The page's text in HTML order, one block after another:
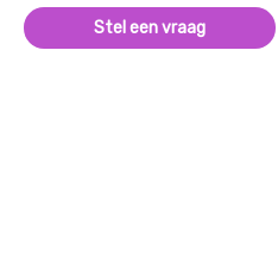
Stel een vraag